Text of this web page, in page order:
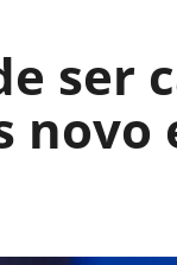
ser
novo